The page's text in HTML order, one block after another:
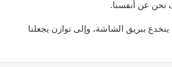
نحن عن أنفسنا.
ببريق الشاشة، وإلى توازن يجعلنا